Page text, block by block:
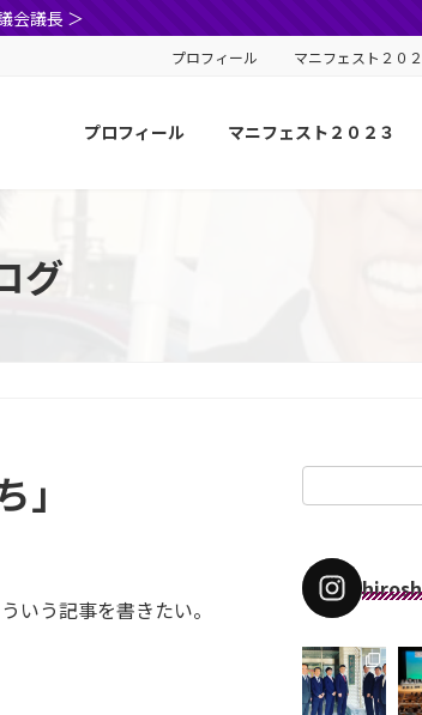
会議長 ＞
プロフィール マニフェスト２０
プロフィール マニフェスト２０２３
グ
いう記事を書きたい。